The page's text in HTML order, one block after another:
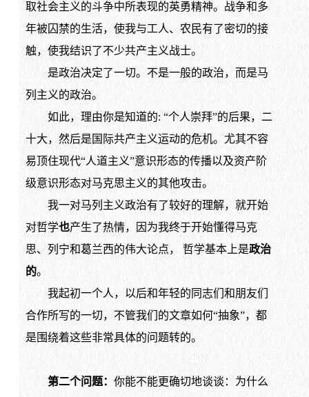
取社会主义的斗争中所表现的英勇精神。战争和多
年被囚禁的生活，使我与工人、农民有了密切的接
触，使我结识了不少共产主义战士。
是政治决定了一切。不是一般的政治，而是马
列主义的政治。
如此，理由你是知道的: “个人崇拜”的后果，二
十大，然后是国际共产主义运动的危机。尤其不容
易顶住现代“人道主义”意识形态的传播以及资产阶
级意识形态对马克思主义的其他攻击。
我一对马列主义政治有了较好的理解，就开始
对哲学也产生了热情，因为我终于开始懂得马克
思、列宁和葛兰西的伟大论点， 哲学基本上是政治
的。
我起初一个人，以后和年轻的同志们和朋友们
合作所写的一切，不管我们的文章如何“抽象”，都
是围绕着这些非常具体的问题转的。
第二个问题： 你能不能更确切地谈谈：为什么